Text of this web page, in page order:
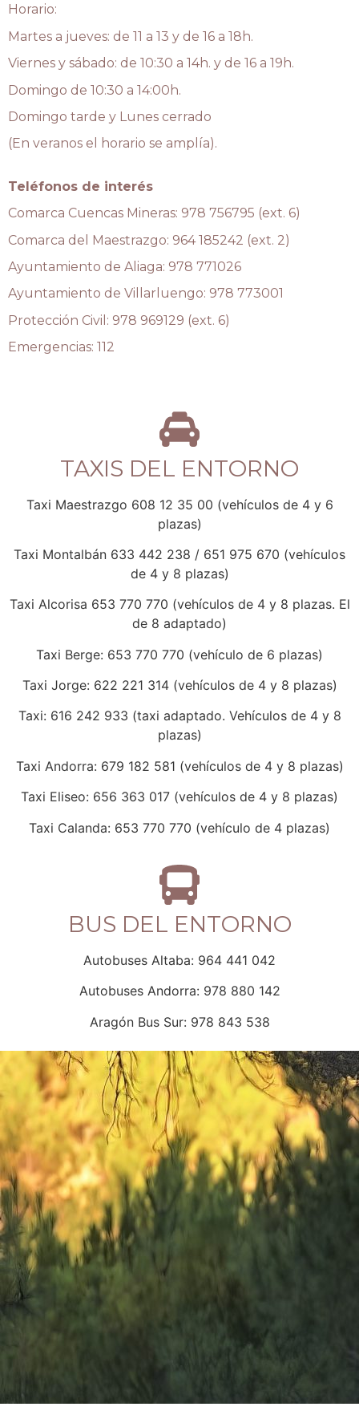
Horario:
Martes a jueves: de 11 a 13 y de 16 a 18h.
Viernes y sábado: de 10:30 a 14h. y de 16 a 19h.
Domingo de 10:30 a 14:00h.
Domingo tarde y Lunes cerrado
(En veranos el horario se amplía).
Teléfonos de interés
Comarca Cuencas Mineras: 978 756795 (ext. 6)
Comarca del Maestrazgo: 964 185242 (ext. 2)
Ayuntamiento de Aliaga: 978 771026
Ayuntamiento de Villarluengo: 978 773001
Protección Civil: 978 969129 (ext. 6)
Emergencias: 112
TAXIS DEL ENTORNO
Taxi Maestrazgo 608 12 35 00 (vehículos de 4 y 6
plazas)
Taxi Montalbán 633 442 238 / 651 975 670 (vehículos
de 4 y 8 plazas)
Taxi Alcorisa 653 770 770 (vehículos de 4 y 8 plazas. El
de 8 adaptado)
Taxi Berge: 653 770 770 (vehículo de 6 plazas)
Taxi Jorge: 622 221 314 (vehículos de 4 y 8 plazas)
Taxi: 616 242 933 (taxi adaptado. Vehículos de 4 y 8
plazas)
Taxi Andorra: 679 182 581 (vehículos de 4 y 8 plazas)
Taxi Eliseo: 656 363 017 (vehículos de 4 y 8 plazas)
Taxi Calanda: 653 770 770 (vehículo de 4 plazas)
BUS DEL ENTORNO
Autobuses Altaba: 964 441 042
Autobuses Andorra: 978 880 142
Aragón Bus Sur: 978 843 538